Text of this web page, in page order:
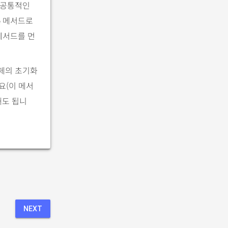
통적인
메서드로
드를 먼
의 초기화
(이 메서
됩니
NEXT